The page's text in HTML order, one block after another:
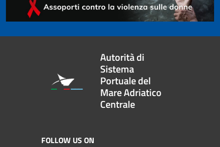
Autorità di
Sistema
Portuale del
Mare Adriatico
Centrale
FOLLOW US ON